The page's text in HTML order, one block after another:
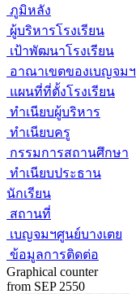
ภูมิหลัง
ผู้บริหารโรงเรียน
เป้าพัฒนาโรงเรียน
อาณาเขตของเบญจมฯ
แผนที่ที่ตั้งโรงเรียน
ทำเนียบผู้บริหาร
ทำเนียบครู
กรรมการสถานศึกษา
ทำเนียบประธาน
นักเรียน
สถานที่
เบญจมฯศูนย์บางเตย
ข้อมูลการติดต่อ
Graphical counter
from SEP 2550